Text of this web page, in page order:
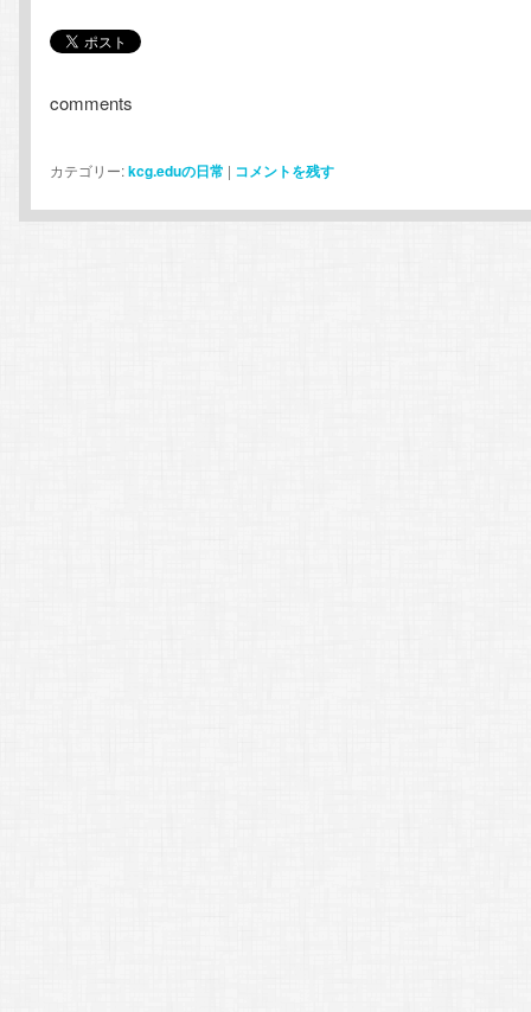
comments
カテゴリー:kcg.eduの日常 | コメントを残す